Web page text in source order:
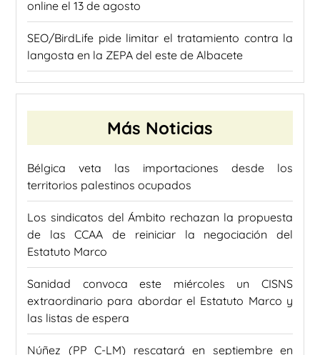
online el 13 de agosto
SEO/BirdLife pide limitar el tratamiento contra la
langosta en la ZEPA del este de Albacete
Más Noticias
Bélgica veta las importaciones desde los
territorios palestinos ocupados
Los sindicatos del Ámbito rechazan la propuesta
de las CCAA de reiniciar la negociación del
Estatuto Marco
Sanidad convoca este miércoles un CISNS
extraordinario para abordar el Estatuto Marco y
las listas de espera
Núñez (PP C-LM) rescatará en septiembre en